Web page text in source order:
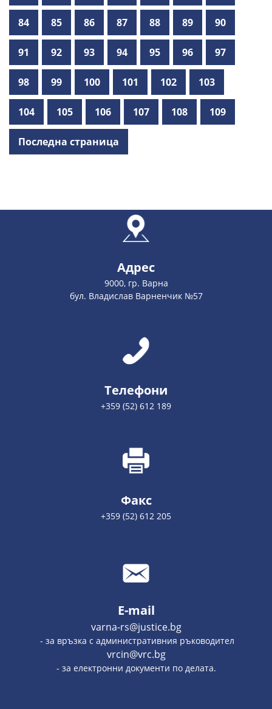
84 85 86 87 88 89 90
91 92 93 94 95 96 97
98 99 100 101 102 103
104 105 106 107 108 109
Последна страница
Адрес
9000, гр. Варна
бул. Владислав Варненчик №57
Телефони
+359 (52) 612 189
Факс
+359 (52) 612 205
E-mail
varna-rs@justice.bg
- за връзка с административния ръководител
vrcin@vrc.bg
- за електронни документи по делата.